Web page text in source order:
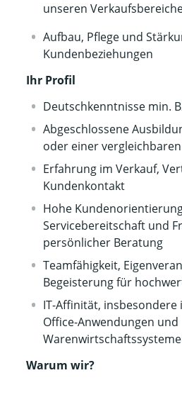
unseren
Aufbau, Pflege und
Kundenbeziehungen
Ihr Profil
Deutschkenntnisse min.
Abgeschlossene
oder einer
Erfahrung im Verkauf,
Kundenkontakt
Hohe
Servicebereitschaft und
persönlicher Beratung
Teamfähigkeit,
Begeisterung für
IT-Affinität, insbesondere
Office-Anwendungen und
Warum wir?